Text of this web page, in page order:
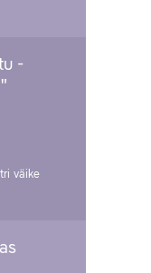
-
väike